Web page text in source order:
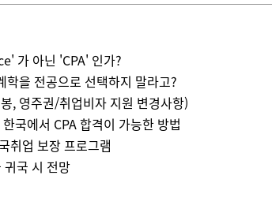
가 아닌 'CPA' 인가?
학을 전공으로 선택하지 말라고?
, 영주권/취업비자 지원 변경사항)
국에서 CPA 합격이 가능한 방법
취업 보장 프로그램
귀국 시 전망